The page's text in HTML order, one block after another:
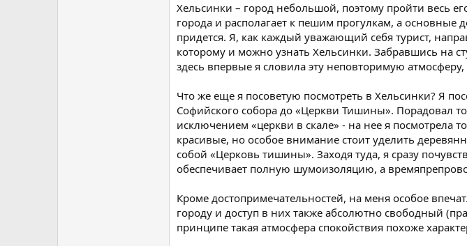
Хельсинки – город небольшой, поэтому пройти весь
города и располагает к пешим прогулкам, а основные
придется. Я, как каждый уважающий себя турист,
которому и можно узнать Хельсинки. Забравшись на
здесь впервые я словила эту неповторимую
Что же еще я посоветую посмотреть в Хельсинки? Я
Софийского собора до «Церкви Тишины». Порадовал
исключением «церкви в скале» - на нее я посмотрела
красивые, но особое внимание стоит уделить
собой «Церковь тишины». Заходя туда, я сразу
обеспечивает полную шумоизоляцию, а
Кроме достопримечательностей, на меня особое
городу и доступ в них также абсолютно свободный
принципе такая атмосфера спокойствия похоже